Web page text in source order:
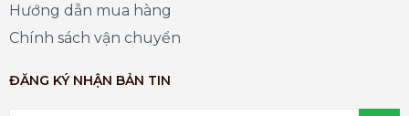
Hướng dẫn mua hàng
Chính sách vận chuyển
ĐĂNG KÝ NHẬN BẢN TIN